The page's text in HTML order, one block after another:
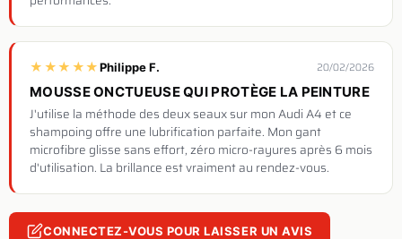
★★★★★Philippe F. 20/02/2026
MOUSSE ONCTUEUSE QUI PROTÈGE LA PEINTURE
J'utilise la méthode des deux seaux sur mon Audi A4 et ce
shampoing offre une lubrification parfaite. Mon gant
microfibre glisse sans effort, zéro micro-rayures après 6 mois
d'utilisation. La brillance est vraiment au rendez-vous.
CONNECTEZ-VOUS POUR LAISSER UN AVIS